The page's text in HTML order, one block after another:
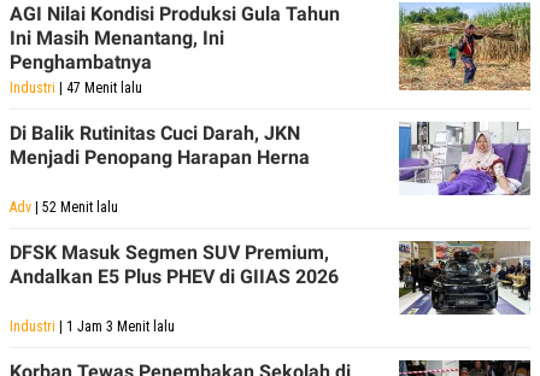
AGI Nilai Kondisi Produksi Gula Tahun
Ini Masih Menantang, Ini
Penghambatnya
Industri | 47 Menit lalu
Di Balik Rutinitas Cuci Darah, JKN
Menjadi Penopang Harapan Herna
Adv | 52 Menit lalu
DFSK Masuk Segmen SUV Premium,
Andalkan E5 Plus PHEV di GIIAS 2026
Industri | 1 Jam 3 Menit lalu